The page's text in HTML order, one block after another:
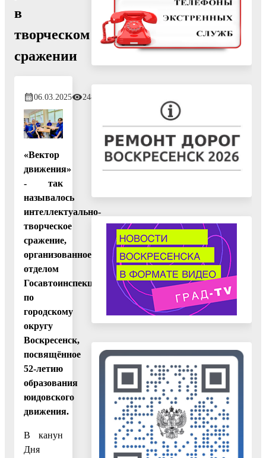
в
творческом
сражении
06.03.2025 248
«Вектор
движения»
- так
называлось
интеллектуально-
творческое
сражение,
организованное
отделом
Госавтоинспекции
по
городскому
округу
Воскресенск,
посвящённое
52-летию
образования
юидовского
движения.
В канун
Дня